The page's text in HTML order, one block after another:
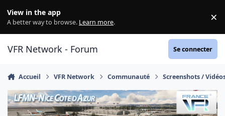
View in the app
A better way to browse. Learn more. ×
VFR Network - Forum Se connecter
Accueil VFR Network Communauté Screenshots /